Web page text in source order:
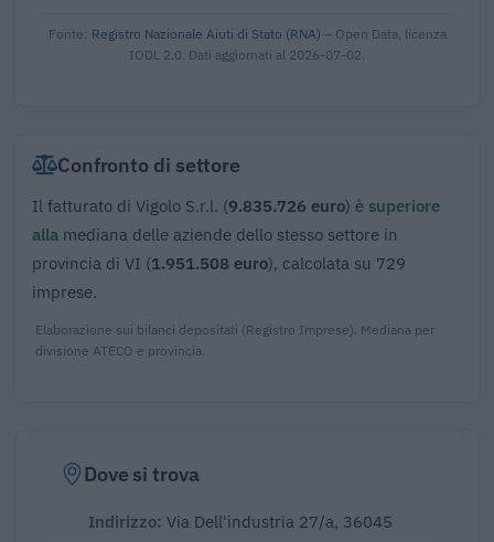
Fonte: Registro Nazionale Aiuti di Stato (RNA) – Open Data, licenza
IODL 2.0. Dati aggiornati al 2026-07-02.
Confronto di settore
Il fatturato di Vigolo S.r.l. (9.835.726 euro) è superiore
alla mediana delle aziende dello stesso settore in
provincia di VI (1.951.508 euro), calcolata su 729
imprese.
Elaborazione sui bilanci depositati (Registro Imprese). Mediana per
divisione ATECO e provincia.
Dove si trova
Indirizzo: Via Dell'industria 27/a, 36045